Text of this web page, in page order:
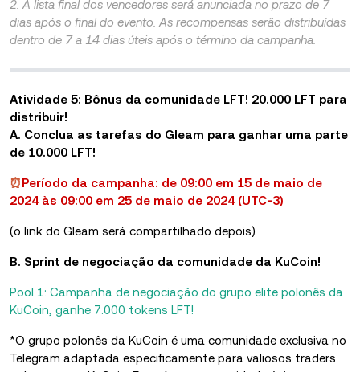
2. A lista final dos vencedores será anunciada no prazo de 7
dias após o final do evento. As recompensas serão distribuídas
dentro de 7 a 14 dias úteis após o término da campanha.
Atividade 5: Bônus da comunidade LFT! 20.000 LFT para
distribuir!
A. Conclua as tarefas do Gleam para ganhar uma parte
de 10.000 LFT!
⏰Período da campanha: de 09:00 em 15 de maio de
2024 às 09:00 em 25 de maio de 2024 (UTC-3)
(o link do Gleam será compartilhado depois)
B. Sprint de negociação da comunidade da KuCoin!
Pool 1: Campanha de negociação do grupo elite polonês da
KuCoin, ganhe 7.000 tokens LFT!
*O grupo polonês da KuCoin é uma comunidade exclusiva no
Telegram adaptada especificamente para valiosos traders